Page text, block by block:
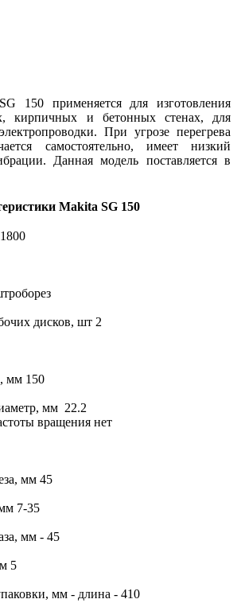
150 применяется для изготовления
кирпичных и бетонных стенах, для
При угрозе перегрева
самостоятельно, имеет низкий
Данная модель поставляется в
Makita SG 150
дисков, шт 2
мм 150
мм 22.2
вращения нет
мм 45
7-35
мм - 45
5
мм - длина - 410